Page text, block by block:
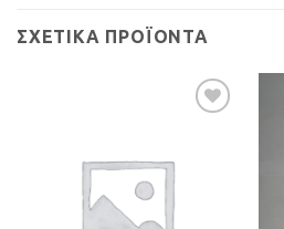
ΣΧΕΤΙΚΆ ΠΡΟΪΌΝΤΑ
Επιθυμιών